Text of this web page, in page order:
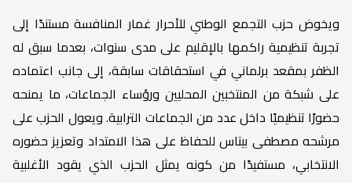
ويخوض حزب التجمع الوطني للأحرار غمار المنافسة مستندًا إلى
تجربة تنظيمية راكمها بالإقليم على مدى سنوات، بعدما سبق له
الظفر بمقعد برلماني في استحقاقات سابقة، إلى جانب اعتماده
على شبكة من المنتخبين المحليين ورؤساء الجماعات، ما يمنحه
حضورًا تنظيميًا داخل عدد من الجماعات الترابية. ويعول الحزب على
مرشحه مصطفى بيتاس للحفاظ على هذا الامتداد وتعزيز حضوره
الانتخابي، مستفيدًا من كونه يمثل الحزب الذي يقود الأغلبية